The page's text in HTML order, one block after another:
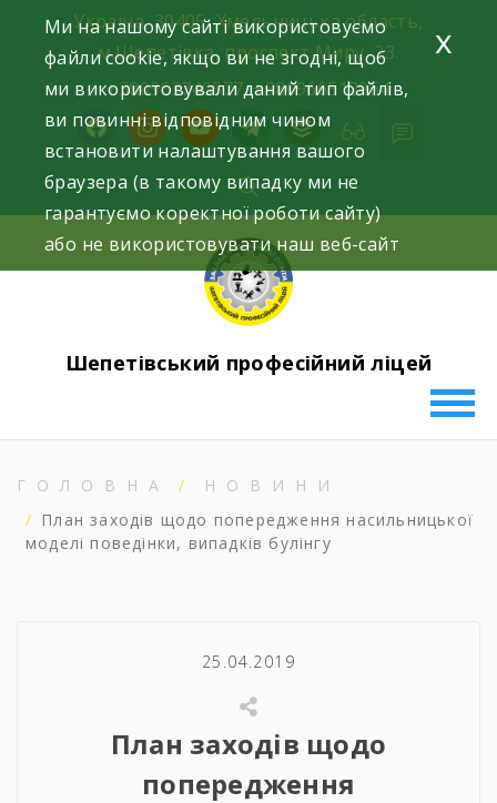
content
Україна, 30405, Хмельницька область,
м.Шепетівка, проспект Миру, 23.
+380963740577, +380966512964
facebookinstagramyoutubetelegram
buffer
Шепетівський професійний ліцей
ГОЛОВНА
НОВИНИ
План заходів щодо попередження насильницької
моделі поведінки, випадків булінгу
25.04.2019
План заходів щодо
попередження
Ми на нашому сайті використовуємо
файли cookie, якщо ви не згодні, щоб
ми використовували даний тип файлів,
ви повинні відповідним чином
встановити налаштування вашого
браузера (в такому випадку ми не
гарантуємо коректної роботи сайту)
або не використовувати наш веб-сайт
x